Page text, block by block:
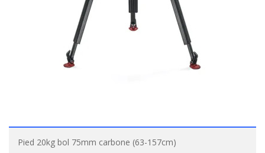
Pied 20kg bol 75mm carbone (63-157cm)